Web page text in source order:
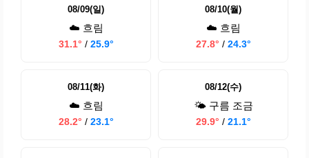
08/09(일)
☁️ 흐림
31.1° / 25.9°
08/10(월)
☁️ 흐림
27.8° / 24.3°
08/11(화)
☁️ 흐림
28.2° / 23.1°
08/12(수)
🌤️ 구름 조금
29.9° / 21.1°